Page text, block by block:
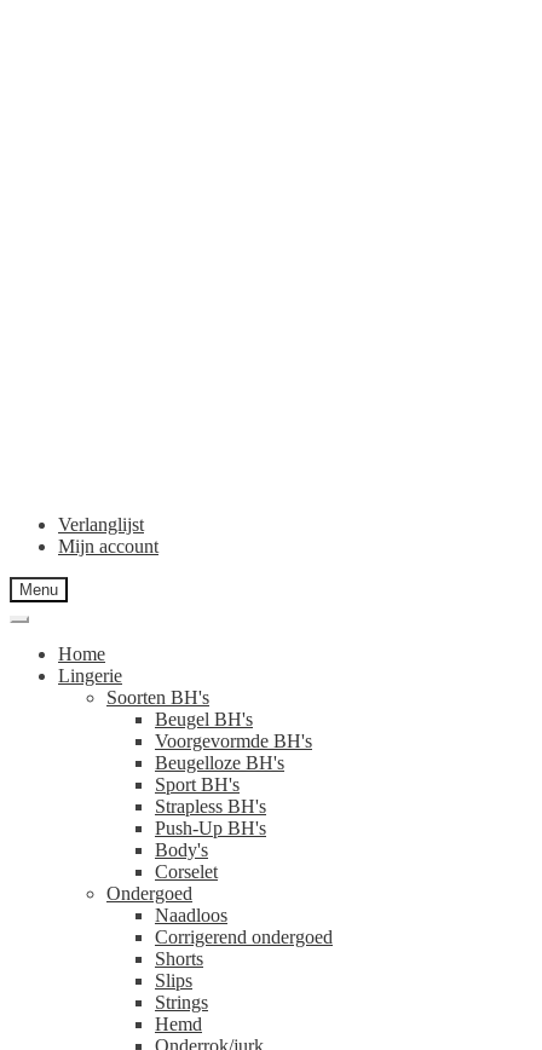
Verlanglijst
Mijn account
Menu
Home
Lingerie
Soorten BH's
Beugel BH's
Voorgevormde BH's
Beugelloze BH's
Sport BH's
Strapless BH's
Push-Up BH's
Body's
Corselet
Ondergoed
Naadloos
Corrigerend ondergoed
Shorts
Slips
Strings
Hemd
Onderrok/jurk